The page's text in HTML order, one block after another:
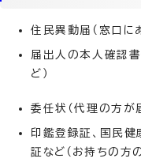
住民異動届（窓口に
届出人の本人確認書
ど）
委任状（代理の方が
印鑑登録証、国民健
証など（お持ちの方の